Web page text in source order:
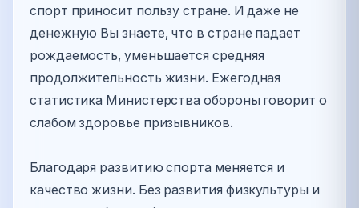
спорт приносит пользу стране. И даже не
денежную Вы знаете, что в стране падает
рождаемость, уменьшается средняя
продолжительность жизни. Ежегодная
статистика Министерства обороны говорит о
слабом здоровье призывников.
Благодаря развитию спорта меняется и
качество жизни. Без развития физкультуры и